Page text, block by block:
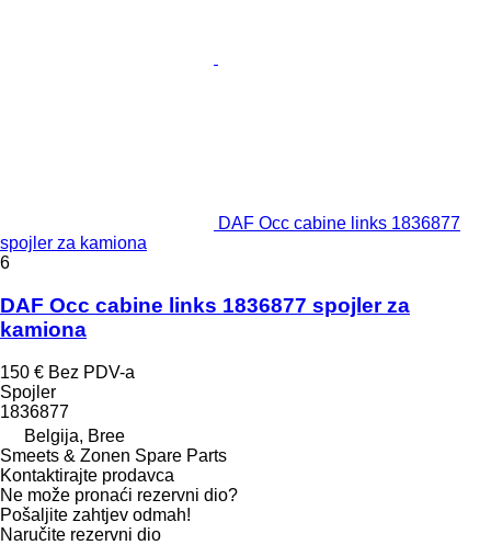
DAF Occ cabine links 1836877
spojler za kamiona
6
DAF Occ cabine links 1836877 spojler za
kamiona
150 € Bez PDV-a
Spojler
1836877
Belgija, Bree
Smeets & Zonen Spare Parts
Kontaktirajte prodavca
Ne može pronaći rezervni dio?
Pošaljite zahtjev odmah!
Naručite rezervni dio